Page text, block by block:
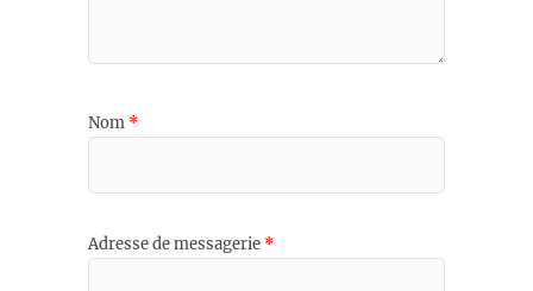
Nom *
Adresse de messagerie *